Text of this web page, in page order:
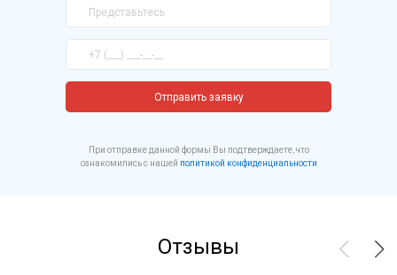
Отправить заявку
При отправке данной формы Вы подтверждаете, что
ознакомились с нашей политикой конфиденциальности
Отзывы